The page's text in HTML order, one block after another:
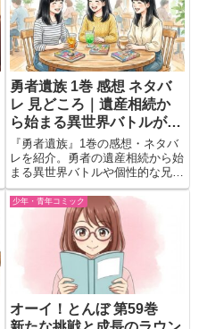
勇者遺族 1巻 感想 ネタバ
レ 見どころ｜遺産相続か
ら始まる異世界バトルが予
想外だった
『勇者遺族』1巻の感想・ネタバ
レを紹介。勇者の遺産相続から始
まる異世界バトルや個性的な兄弟
たち、読後に気になった見どころ
を会話形式でまとめています。
少年・青年コミック
オーイ！とんぼ 第59巻